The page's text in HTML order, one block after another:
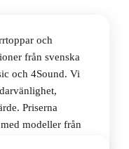
och
från svenska
och 4Sound. Vi
Priserna
modeller från